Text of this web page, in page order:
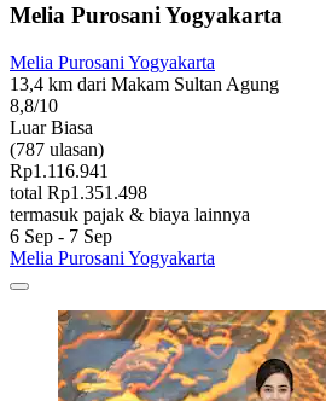
Melia Purosani Yogyakarta
Melia Purosani Yogyakarta
13,4 km dari Makam Sultan Agung
8,8/10
Luar Biasa
(787 ulasan)
Rp1.116.941
total Rp1.351.498
termasuk pajak & biaya lainnya
6 Sep - 7 Sep
Melia Purosani Yogyakarta